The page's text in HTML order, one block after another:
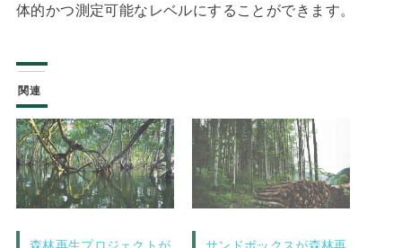
体的かつ測定可能なレベルにすることができます。
関連